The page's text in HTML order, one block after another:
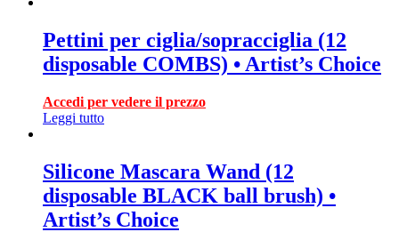
Pettini per ciglia/sopracciglia (12
disposable COMBS) • Artist’s Choice
Accedi per vedere il prezzo
Leggi tutto
Silicone Mascara Wand (12
disposable BLACK ball brush) •
Artist’s Choice